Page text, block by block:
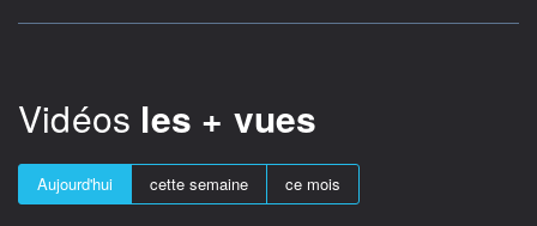
Vidéos les + vues
Aujourd'hui cette semaine ce mois